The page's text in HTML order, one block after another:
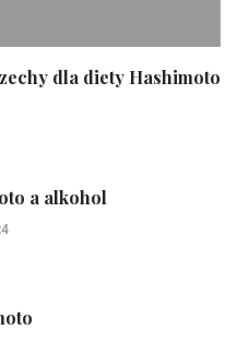
dla diety Hashimoto
a alkohol